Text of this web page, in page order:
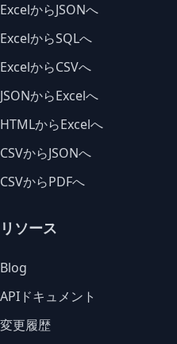
ExcelからJSONへ
ExcelからSQLへ
ExcelからCSVへ
JSONからExcelへ
HTMLからExcelへ
CSVからJSONへ
CSVからPDFへ
リソース
Blog
APIドキュメント
変更履歴